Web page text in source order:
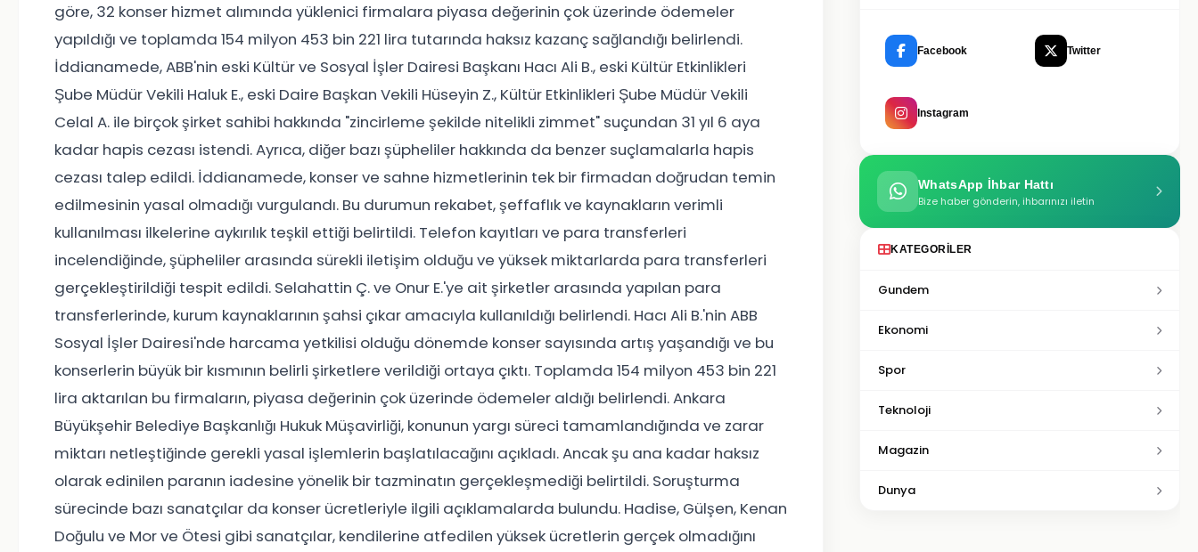
göre, 32 konser hizmet alımında yüklenici firmalara piyasa değerinin çok üzerinde ödemeler
yapıldığı ve toplamda 154 milyon 453 bin 221 lira tutarında haksız kazanç sağlandığı belirlendi.
İddianamede, ABB'nin eski Kültür ve Sosyal İşler Dairesi Başkanı Hacı Ali B., eski Kültür Etkinlikleri
Şube Müdür Vekili Haluk E., eski Daire Başkan Vekili Hüseyin Z., Kültür Etkinlikleri Şube Müdür Vekili
Celal A. ile birçok şirket sahibi hakkında "zincirleme şekilde nitelikli zimmet" suçundan 31 yıl 6 aya
kadar hapis cezası istendi. Ayrıca, diğer bazı şüpheliler hakkında da benzer suçlamalarla hapis
cezası talep edildi. İddianamede, konser ve sahne hizmetlerinin tek bir firmadan doğrudan temin
edilmesinin yasal olmadığı vurgulandı. Bu durumun rekabet, şeffaflık ve kaynakların verimli
kullanılması ilkelerine aykırılık teşkil ettiği belirtildi. Telefon kayıtları ve para transferleri
incelendiğinde, şüpheliler arasında sürekli iletişim olduğu ve yüksek miktarlarda para transferleri
gerçekleştirildiği tespit edildi. Selahattin Ç. ve Onur E.'ye ait şirketler arasında yapılan para
transferlerinde, kurum kaynaklarının şahsi çıkar amacıyla kullanıldığı belirlendi. Hacı Ali B.'nin ABB
Sosyal İşler Dairesi'nde harcama yetkilisi olduğu dönemde konser sayısında artış yaşandığı ve bu
konserlerin büyük bir kısmının belirli şirketlere verildiği ortaya çıktı. Toplamda 154 milyon 453 bin 221
lira aktarılan bu firmaların, piyasa değerinin çok üzerinde ödemeler aldığı belirlendi. Ankara
Büyükşehir Belediye Başkanlığı Hukuk Müşavirliği, konunun yargı süreci tamamlandığında ve zarar
miktarı netleştiğinde gerekli yasal işlemlerin başlatılacağını açıkladı. Ancak şu ana kadar haksız
olarak edinilen paranın iadesine yönelik bir tazminatın gerçekleşmediği belirtildi. Soruşturma
sürecinde bazı sanatçılar da konser ücretleriyle ilgili açıklamalarda bulundu. Hadise, Gülşen, Kenan
Doğulu ve Mor ve Ötesi gibi sanatçılar, kendilerine atfedilen yüksek ücretlerin gerçek olmadığını
Facebook Twitter
Instagram
WhatsApp İhbar Hattı
Bize haber gönderin, ihbarınızı iletin
KATEGORILER
Gundem
Ekonomi
Spor
Teknoloji
Magazin
Dunya